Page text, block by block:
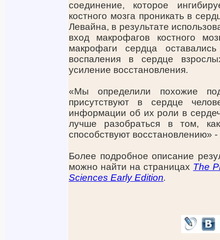
соединение, которое
костного мозга проникать в
Левайна, в результате
вход макрофагов костного
макрофаги сердца
воспаления в сердце
усиление восстановления.
«Мы определили похожие
присутствуют в сердце
информации об их роли в
лучше разобраться в том,
способствуют восстановлению»
Более подробное описание
можно найти на страницах The
Sciences Early Edition.